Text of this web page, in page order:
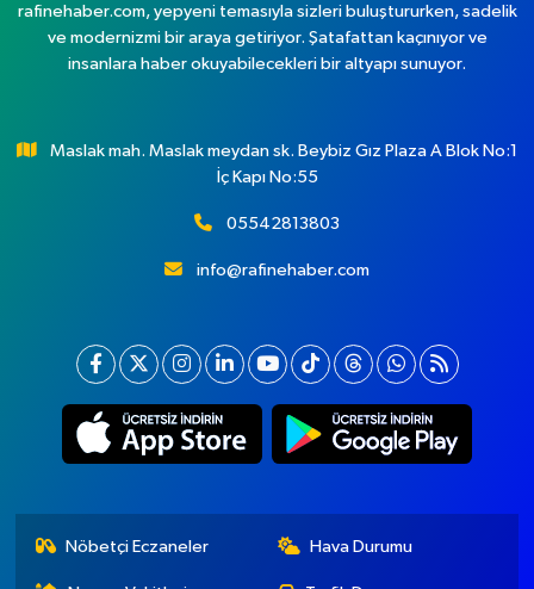
rafinehaber.com, yepyeni temasıyla sizleri buluştururken, sadelik
ve modernizmi bir araya getiriyor. Şatafattan kaçınıyor ve
insanlara haber okuyabilecekleri bir altyapı sunuyor.
Maslak mah. Maslak meydan sk. Beybiz Gız Plaza A Blok No:1
İç Kapı No:55
05542813803
info@rafinehaber.com
Nöbetçi Eczaneler Hava Durumu